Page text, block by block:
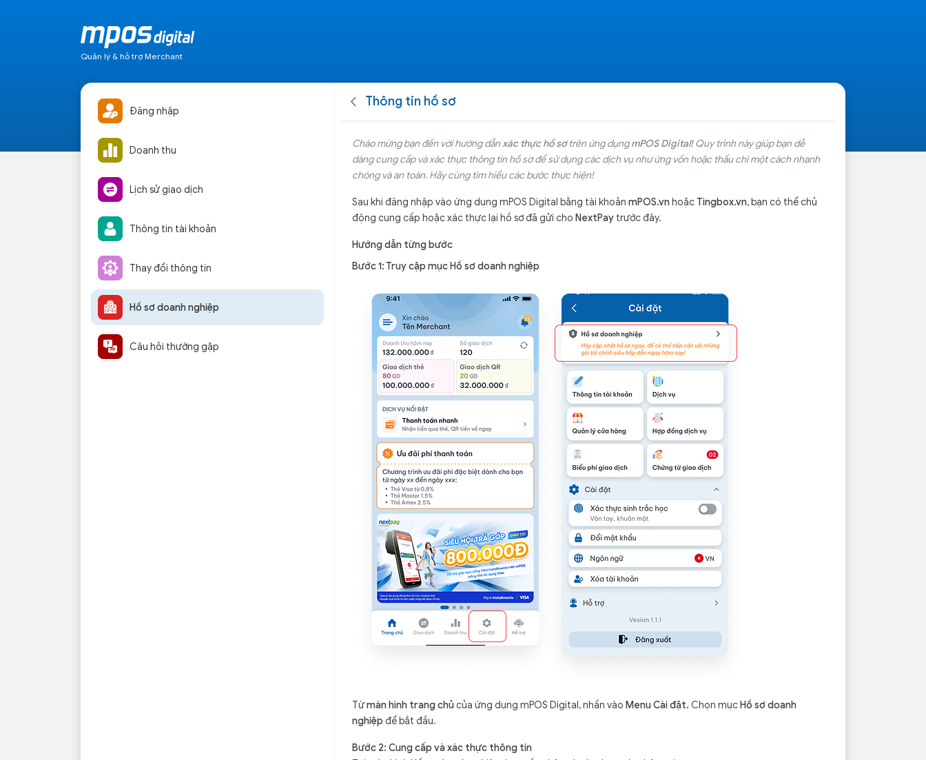
Quản lý & hỗ trợ Merchant
Đăng nhập
Doanh thu
Lịch sử giao dịch
Thông tin tài khoản
Thay đổi thông tin
Hồ sơ doanh nghiệp
Câu hỏi thường gặp
Thông tin hồ sơ
Chào mừng bạn đến với hướng dẫnxác thực hồ sơtrên ứng dụngmPOS Digital!Quy trình này giúp bạn dễ
dàng cung cấp và xác thực thông tin hồ sơ để sử dụng các dịch vụ như ứng vốn hoặc thấu chi một cách nhanh
chóng và an toàn. Hãy cùng tìm hiểu các bước thực hiện!
Sau khi đăng nhập vào ứng dụng mPOS Digital bằng tài khoảnmPOS.vn hoặc Tingbox.vn, bạn có thể chủ
động cung cấp hoặc xác thực lại hồ sơ đã gửi cho NextPay trước đây.
Hướng dẫn từng bước
Bước 1: Truy cập mục Hồ sơ doanh nghiệp
Từmàn hình trang chủ của ứng dụng mPOS Digital, nhấn vào Menu Cài đặt. Chọn mục Hồ sơ doanh
nghiệp để bắt đầu.
Bước 2: Cung cấp và xác thực thông tin